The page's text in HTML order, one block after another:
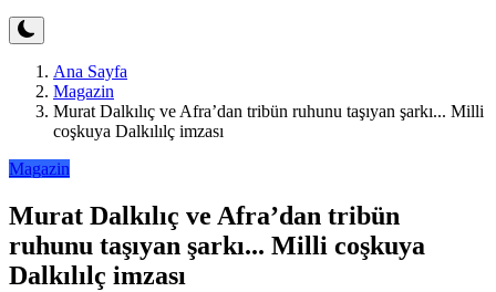
Ana Sayfa
Magazin
Murat Dalkılıç ve Afra’dan tribün ruhunu taşıyan şarkı... Milli
coşkuya Dalkılılç imzası
Magazin
Murat Dalkılıç ve Afra’dan tribün
ruhunu taşıyan şarkı... Milli coşkuya
Dalkılılç imzası